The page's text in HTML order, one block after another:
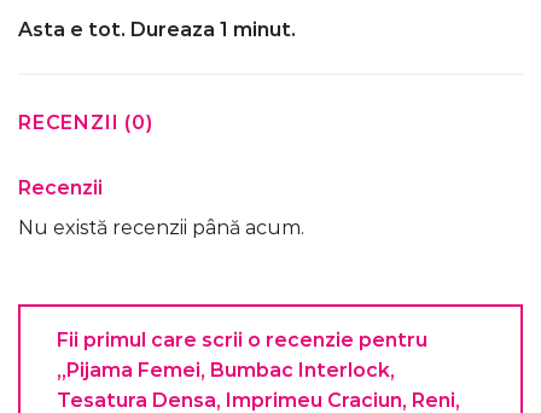
Asta e tot. Dureaza 1 minut.
RECENZII (0)
Recenzii
Nu există recenzii până acum.
Fii primul care scrii o recenzie pentru
„Pijama Femei, Bumbac Interlock,
Tesatura Densa, Imprimeu Craciun, Reni,